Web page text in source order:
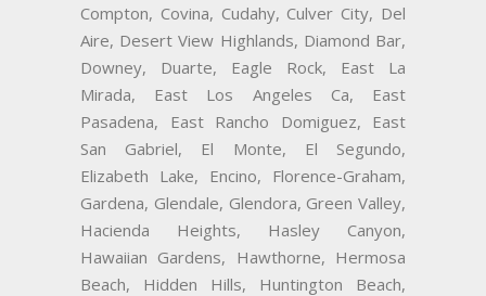
Compton, Covina, Cudahy, Culver City, Del
Aire, Desert View Highlands, Diamond Bar,
Downey, Duarte, Eagle Rock, East La
Mirada, East Los Angeles Ca, East
Pasadena, East Rancho Domiguez, East
San Gabriel, El Monte, El Segundo,
Elizabeth Lake, Encino, Florence-Graham,
Gardena, Glendale, Glendora, Green Valley,
Hacienda Heights, Hasley Canyon,
Hawaiian Gardens, Hawthorne, Hermosa
Beach, Hidden Hills, Huntington Beach,